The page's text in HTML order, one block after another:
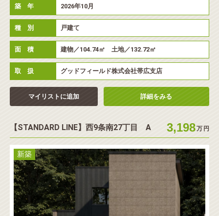
築 年 2026年10月
種 別 戸建て
面 積 建物／104.74㎡ 土地／132.72㎡
取 扱 グッドフィールド株式会社帯広支店
マイリストに追加 詳細をみる
【STANDARD LINE】西9条南27丁目 A 3,198万 円
新築